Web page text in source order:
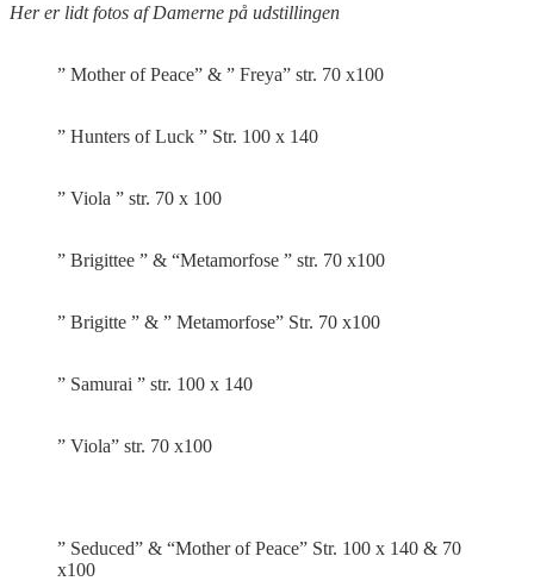
Her er lidt fotos af Damerne på udstillingen
” Mother of Peace” & ” Freya” str. 70 x100
” Hunters of Luck ” Str. 100 x 140
” Viola ” str. 70 x 100
” Brigittee ” & “Metamorfose ” str. 70 x100
” Brigitte ” & ” Metamorfose” Str. 70 x100
” Samurai ” str. 100 x 140
” Viola” str. 70 x100
” Seduced” & “Mother of Peace” Str. 100 x 140 & 70
x100